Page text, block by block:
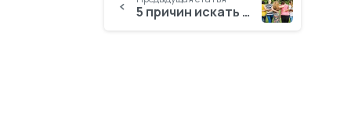
5 причин искать друзей непохожих на нас